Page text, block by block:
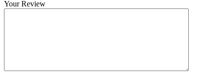
Your Review